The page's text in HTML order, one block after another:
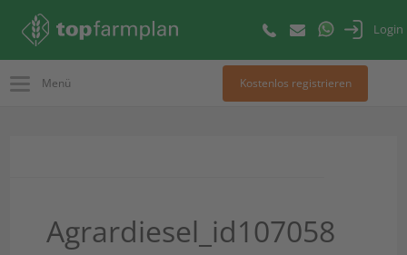
Login
Menü Kostenlos registrieren
Agrardiesel_id107058